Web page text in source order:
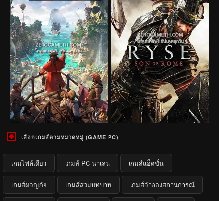
เลือกเกมส์ตามหมวดหมู่ (GAME PC)
เกมไฟล์เดียว เกมส์ PC น่าเล่น เกมส์แอ็คชั่น
เกมส์ผจญภัย เกมส์สวมบทบาท เกมส์จำลองสถานการณ์